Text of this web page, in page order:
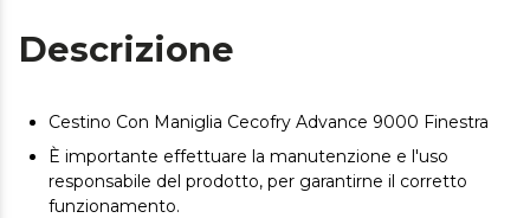
Descrizione
Cestino Con Maniglia Cecofry Advance 9000 Finestra
È importante effettuare la manutenzione e l'uso
responsabile del prodotto, per garantirne il corretto
funzionamento.